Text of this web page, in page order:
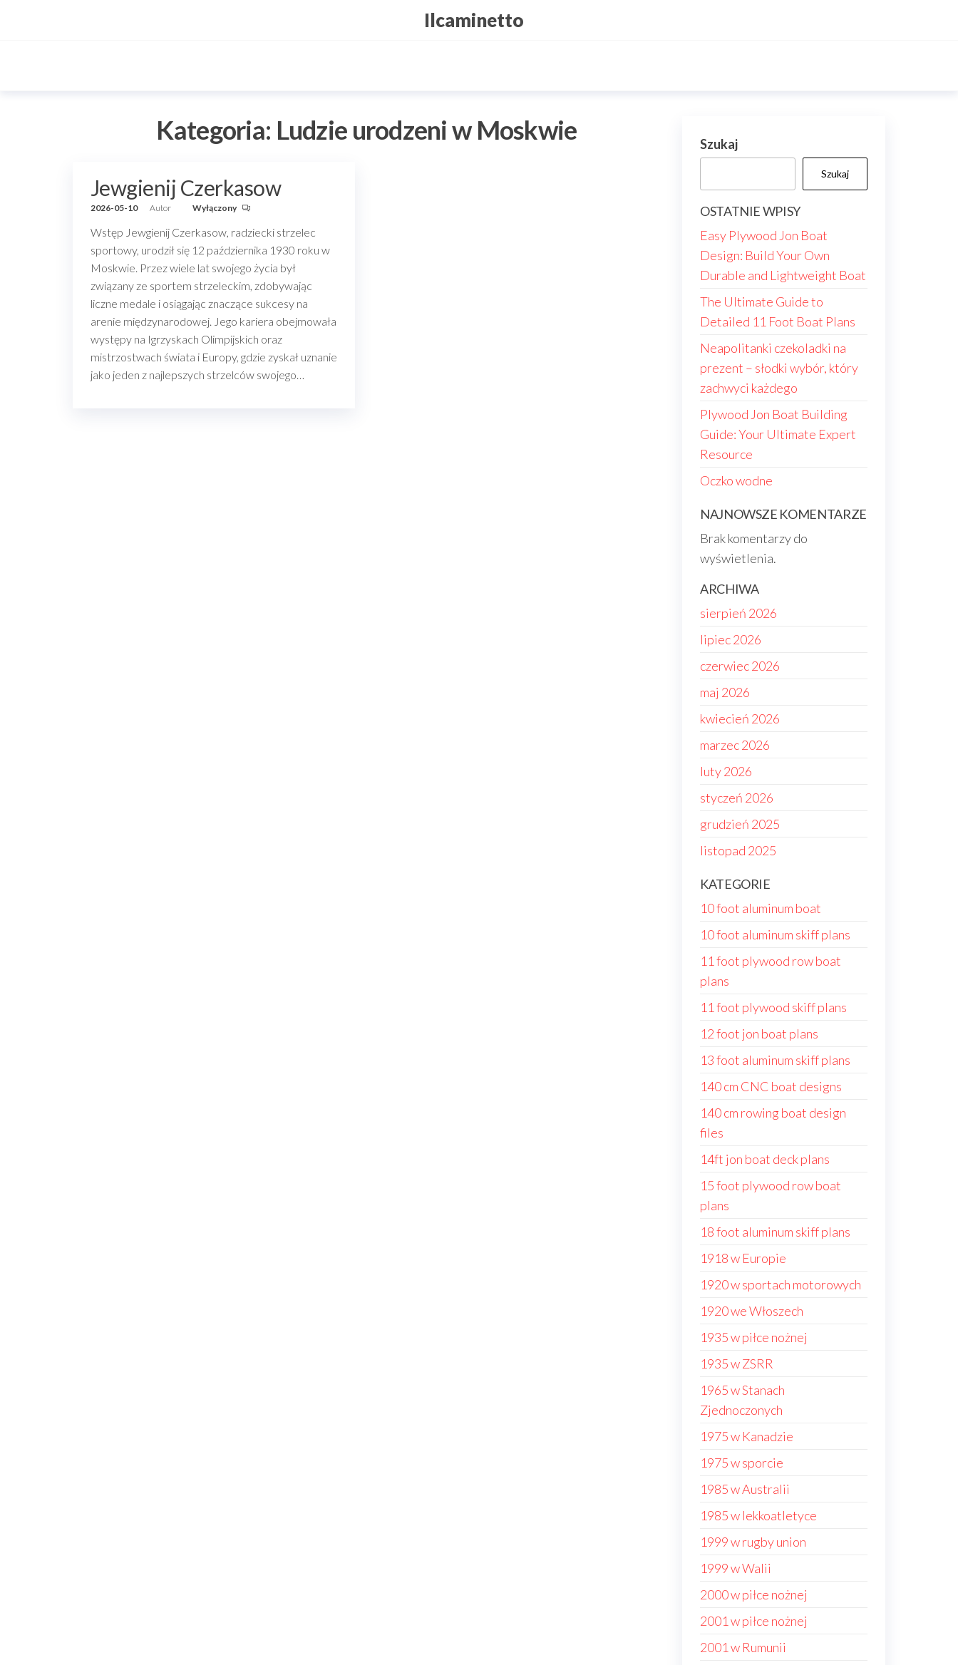
Ilcaminetto
Kategoria: Ludzie urodzeni w Moskwie
Jewgienij Czerkasow
2026-05-10 Autor Wyłączony
Wstęp Jewgienij Czerkasow, radziecki strzelec
sportowy, urodził się 12 października 1930 roku w
Moskwie. Przez wiele lat swojego życia był
związany ze sportem strzeleckim, zdobywając
liczne medale i osiągając znaczące sukcesy na
arenie międzynarodowej. Jego kariera obejmowała
występy na Igrzyskach Olimpijskich oraz
mistrzostwach świata i Europy, gdzie zyskał uznanie
jako jeden z najlepszych strzelców swojego…
Szukaj
Szukaj
OSTATNIE WPISY
Easy Plywood Jon Boat
Design: Build Your Own
Durable and Lightweight Boat
The Ultimate Guide to
Detailed 11 Foot Boat Plans
Neapolitanki czekoladki na
prezent – słodki wybór, który
zachwyci każdego
Plywood Jon Boat Building
Guide: Your Ultimate Expert
Resource
Oczko wodne
NAJNOWSZE KOMENTARZE
Brak komentarzy do
wyświetlenia.
ARCHIWA
sierpień 2026
lipiec 2026
czerwiec 2026
maj 2026
kwiecień 2026
marzec 2026
luty 2026
styczeń 2026
grudzień 2025
listopad 2025
KATEGORIE
10 foot aluminum boat
10 foot aluminum skiff plans
11 foot plywood row boat
plans
11 foot plywood skiff plans
12 foot jon boat plans
13 foot aluminum skiff plans
140 cm CNC boat designs
140 cm rowing boat design
files
14ft jon boat deck plans
15 foot plywood row boat
plans
18 foot aluminum skiff plans
1918 w Europie
1920 w sportach motorowych
1920 we Włoszech
1935 w piłce nożnej
1935 w ZSRR
1965 w Stanach
Zjednoczonych
1975 w Kanadzie
1975 w sporcie
1985 w Australii
1985 w lekkoatletyce
1999 w rugby union
1999 w Walii
2000 w piłce nożnej
2001 w piłce nożnej
2001 w Rumunii